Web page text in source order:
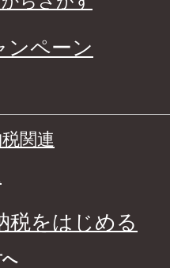
ンペーン
関連
税をはじめる